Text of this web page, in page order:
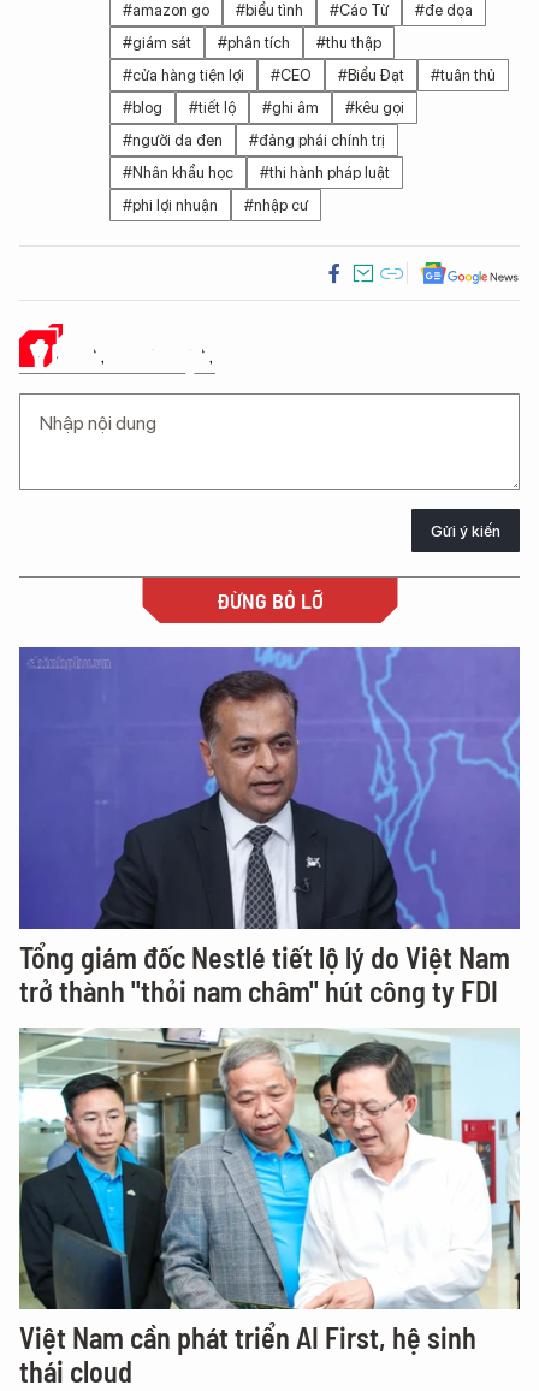
#amazon go
#biểu tình #Cáo Từ
#đe dọa
#giám sát
#phân tích
#thu thập
#cửa hàng tiện lợi
#CEO #Biểu Đạt
#tuân thủ
#blog
#tiết lộ #ghi âm
#kêu gọi
#người da đen
#đảng phái chính trị
#Nhân khẩu học
#thi hành pháp luật
#phi lợi nhuận
#nhập cư
Ý KIẾN CỦA BẠN
Gửi ý kiến
ĐỪNG BỎ LỠ
Tổng giám đốc Nestlé tiết lộ lý do Việt Nam
trở thành "thỏi nam châm" hút công ty FDI
Việt Nam cần phát triển AI First, hệ sinh
thái cloud